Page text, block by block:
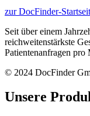
zur DocFinder-
Seit über einem
reichweitenstärkste
Patientenanfragen pro
© 2024 DocFinder
Unsere